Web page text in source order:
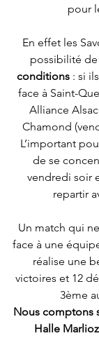
pour
En effet les
possibilité
conditions : si
face à Saint-
Alliance
Chamond
L’important
de se
vendredi soir
repartir
Un match qui
face à une
réalise une
victoires et 12
3ème
Nous comptons
Halle